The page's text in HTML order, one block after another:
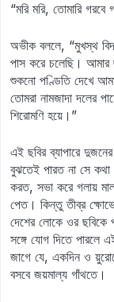
“মরি মরি, তোমারি
অভীক বললে, “মুখস্থ
পাস করে চলেছি।
শুকনো পণ্ডিতি দেখে
তোমরা নামজাদা দলের
শিরোমণি হয়ে।”
এই ছবির ব্যাপারে
বুঝতেই পারত না সে
করত, সভা করে গলায়
পেত। কিন্তু তীব্র
দেশের লোকে ওর ছবিকে
সঙ্গে যোগ দিতে পারলে
জাগে যে, একদিন ও
বসবে জয়মাল্য গাঁথতে।